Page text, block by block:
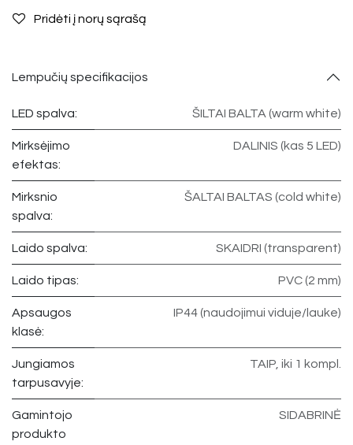
Pridėti į norų sąrašą
Lempučių specifikacijos
LED spalva: ŠILTAI BALTA (warm white)
Mirksėjimo
efektas:
DALINIS (kas 5 LED)
Mirksnio
spalva:
ŠALTAI BALTAS (cold white)
Laido spalva: SKAIDRI (transparent)
Laido tipas: PVC (2 mm)
Apsaugos
klasė:
IP44 (naudojimui viduje/lauke)
Jungiamos
tarpusavyje:
TAIP, iki 1 kompl.
Gamintojo
produkto
SIDABRINĖ